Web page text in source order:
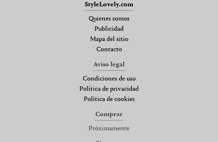
StyleLovely.com
Quienes somos
Publicidad
Mapa del sitio
Contacto
Aviso legal
Condiciones de uso
Política de privacidad
Política de cookies
Comprar
Próximamente